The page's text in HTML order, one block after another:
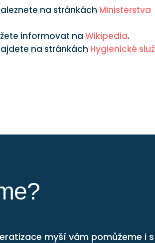
na stránkách Ministerstva
informovat naWikipedia.
na stránkách Hygienické
myší vám pomůžeme i